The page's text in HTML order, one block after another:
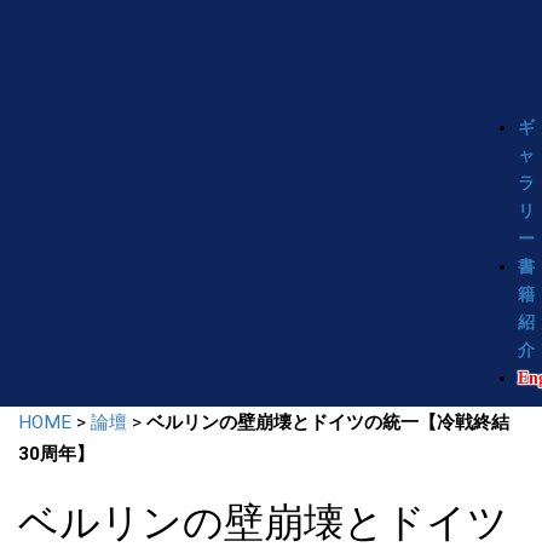
ギ
ャ
ラ
リ
ー
書
籍
紹
介
HOME > 論壇 > ベルリンの壁崩壊とドイツの統一【冷戦終結
30周年】
ベルリンの壁崩壊とドイツ